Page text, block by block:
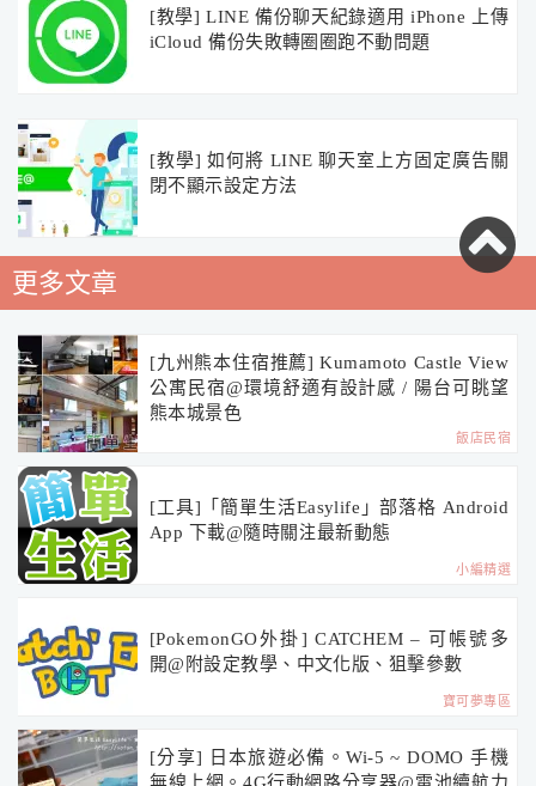
[教學] LINE 備份聊天紀錄適用 iPhone 上傳
iCloud 備份失敗轉圈圈跑不動問題
[教學] 如何將 LINE 聊天室上方固定廣告關
閉不顯示設定方法
更多文章
[九州熊本住宿推薦] Kumamoto Castle View
公寓民宿@環境舒適有設計感 / 陽台可眺望
熊本城景色
飯店民宿
[工具]「簡單生活Easylife」部落格 Android
App 下載@隨時關注最新動態
小編精選
[PokemonGO外掛] CATCHEM – 可帳號多
開@附設定教學、中文化版、狙擊參數
寶可夢專區
[分享] 日本旅遊必備。Wi-5 ~ DOMO 手機